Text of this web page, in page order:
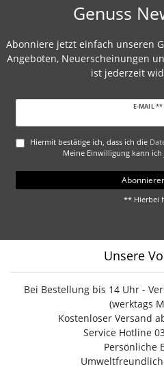
Genuss
Abonniere jetzt einfach unseren
Angeboten, Neuerscheinungen
ist jederzeit
E-MAIL **
Hiermit bestätige ich, dass ich die
Meine Einwilligung kann
** Hierbei
Unsere
Bei Bestellung bis 14 Uhr -
(werktags
Kostenloser Versand
Service Hotline
Persönliche